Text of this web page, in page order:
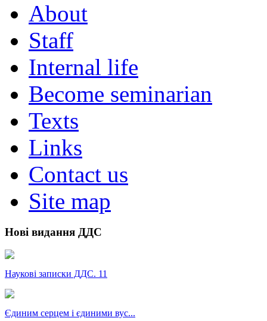
About
Staff
Internal life
Become seminarian
Texts
Links
Contact us
Site map
Нові видання ДДС
Наукові записки ДДС. 11
Єдиним серцем і єдиними вус...